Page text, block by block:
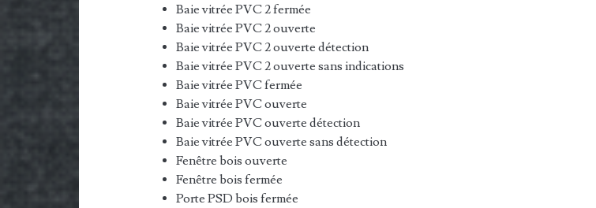
Baie vitrée PVC 2 fermée
Baie vitrée PVC 2 ouverte
Baie vitrée PVC 2 ouverte détection
Baie vitrée PVC 2 ouverte sans indications
Baie vitrée PVC fermée
Baie vitrée PVC ouverte
Baie vitrée PVC ouverte détection
Baie vitrée PVC ouverte sans détection
Fenêtre bois ouverte
Fenêtre bois fermée
Porte PSD bois fermée